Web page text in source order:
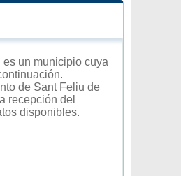
un municipio cuya
de Sant Feliu de
recepción del
disponibles.